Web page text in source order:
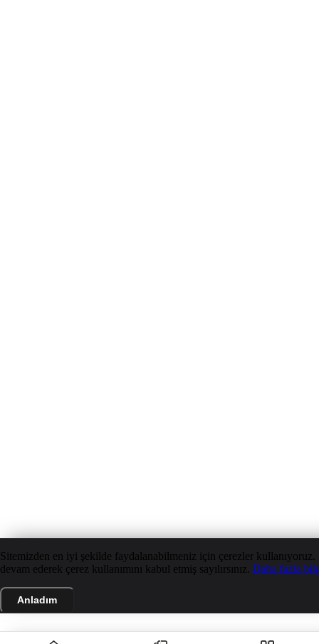
Sitemizden en iyi şekilde faydalanabilmeniz için çerezler
devam ederek çerez kullanımını kabul etmiş sayılırsınız. Daha fazla
Anladım